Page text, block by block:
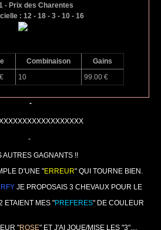
- Prix des Charentes
: 12 - 18 - 3 - 10 - 16
Combinaison
Gains
10 99.00 €
-
-
AUTRES GAGNANTS !!
D'UNE "ERREUR" QUI TOURNE BIEN.
JE PROPOSAIS 3 CHEVAUX POUR LE
ETAIENT MES "PREFERES" DE COULEUR
"ROSE" ET J'AI JOUE/MISE LES "3"....